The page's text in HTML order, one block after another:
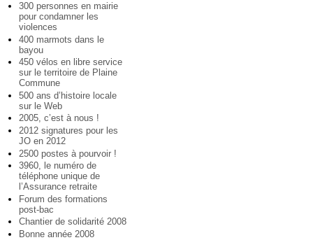
300 personnes en mairie
pour condamner les
violences
400 marmots dans le
bayou
450 vélos en libre service
sur le territoire de Plaine
Commune
500 ans d’histoire locale
sur le Web
2005, c’est à nous !
2012 signatures pour les
JO en 2012
2500 postes à pourvoir !
3960, le numéro de
téléphone unique de
l’Assurance retraite
Forum des formations
post-bac
Chantier de solidarité 2008
Bonne année 2008